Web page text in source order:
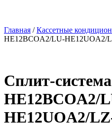
Главная /Кассетные
HE12BCOA2/LU-HE12UOA2/
Сплит-
HE12BCOA2/
HE12UOA2/